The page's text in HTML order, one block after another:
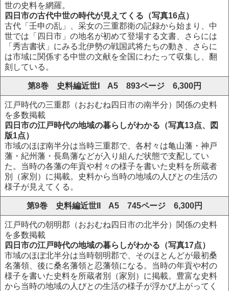
世の史料を網羅。
四日市の古代中世の時代が見えてくる（写真16点）
古代「壬申の乱」、采女の三重郡衛の記録から始まり、中
世では「四日市」の地名が初めて登場する文書、さらには
「秀吉書状」にみる北伊勢の戦国武将たちの動き、さらに
は市域に関係する中世の文献を全国にわたって収集し、翻
刻している。
第8巻 史料編近世I A5 893ページ 6,300円
江戸時代の三重郡（おおむね四日市の南半分）関係の史料
を多数掲載
四日市の江戸時代の地域の暮らしがわかる（写真13点、図
版1点）
市域のほぼ南半分は当時三重郡で、各村々は亀山藩・神戸
藩・紀州藩・長島藩などが入り組んだ状態で支配してい
た。当時の各藩の年貢や村々の様子を書いた史料を所蔵者
別（家別）に掲載。史料から当時の地域の人びとの生活の
様子が見えてくる。
第9巻 史料編近世II A5 745ページ 6,300円
江戸時代の朝明郡（おおむね四日市の北半分）関係の史料
を多数掲載
四日市の江戸時代の地域の暮らしがわかる（写真17点）
市域のほぼ北半分は当時朝明郡で、そのほとんどが最初桑
名藩領、後に桑名藩領と忍藩領になる。当時の年貢や村の
様子を書いた史料を所蔵者別（家別）に掲載。豊富な史料
から当時の地域の人びとの生活の様子が浮かび上がってく